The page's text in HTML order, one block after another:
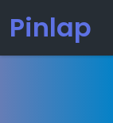
Pinlap